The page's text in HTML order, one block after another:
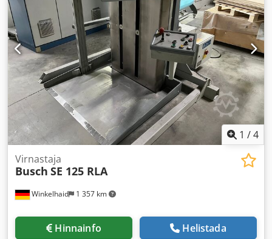
1 /4
Winkelhaid 1 357 km
Virnastaja
Busch SE 125 RLA
Hinnainfo Helistada